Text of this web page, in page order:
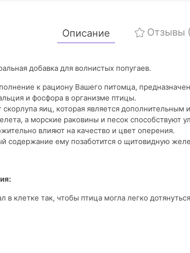
Описание Отзывы
добавка для волнистых попугаев.
к рациону Вашего питомца,
и фосфора в организме птицы.
скорлупа яиц, которая является
а морские раковины и песок
влияют на качество и цвет оперения.
содержание ему позаботится о щитовидную
в клетке так, чтобы птица могла легко